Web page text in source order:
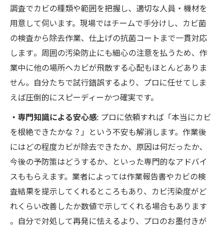
調査でカビの種類や範囲を把握し、適切な人員・機材を
用意して伺います。現場ではチームで手分けし、カビ菌
の検査から除去作業、仕上げの抗菌コートまで一貫対応
します​。周囲の汚染防止にも細心の注意を払うため、作
業中に他の場所へカビが飛散する心配もほとんどありま
せん​。自分たちで試行錯誤するより、プロに任せてしま
えば圧倒的にスピーディーかつ確実です。
・専門知識による安心感: プロに依頼すれば「本当にカビ
を根絶できたかな？」という不安も解消します。作業後
にはどの程度カビが除去できたか、原因は何だったか、
今後の予防策はどうするか、といった専門的なアドバイ
スももらえます。業者によっては作業報告書やカビの検
査結果を提示してくれるところもあり、カビ汚染度がど
れくらい改善したか数値で示してくれる場合もあります​
。自分で対処して再発に怯えるより、プロのお墨付きが